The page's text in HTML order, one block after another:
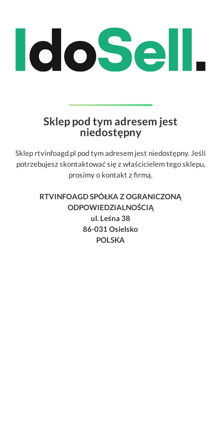
Sklep pod tym adresem jest
niedostępny
Sklep rtvinfoagd.pl pod tym adresem jest niedostępny. Jeśli
potrzebujesz skontaktować się z właścicielem tego sklepu,
prosimy o kontakt z firmą.
RTVINFOAGD SPÓŁKA Z OGRANICZONĄ
ODPOWIEDZIALNOŚCIĄ
ul. Leśna 38
86-031 Osielsko
POLSKA